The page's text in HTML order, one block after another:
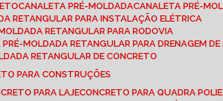
CANALETA PRÉ-MOLDADA CANALETA PRÉ-
RETANGULAR PARA INSTALAÇÃO ELÉTRICA
RETANGULAR PARA RODOVIA
PRÉ-MOLDADA RETANGULAR PARA DRENAGEM
RETANGULAR DE CONCRETO
PARA CONSTRUÇÕES
PARA LAJE CONCRETO PARA QUADRA